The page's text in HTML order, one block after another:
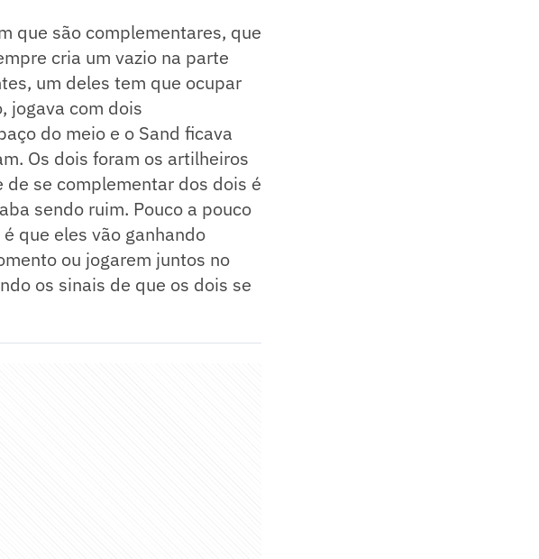
que são complementares, que
cria um vazio na parte
um deles tem que ocupar
jogava com dois
do meio e o Sand ficava
Os dois foram os artilheiros
se complementar dos dois é
sendo ruim. Pouco a pouco
que eles vão ganhando
ou jogarem juntos no
os sinais de que os dois se